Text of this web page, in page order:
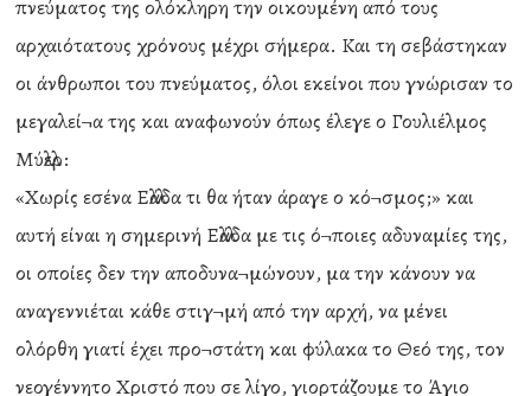
πνεύματος της ολόκληρη την οικουμένη από τους
αρχαιότατους χρόνους μέχρι σήμερα. Και τη σεβάστηκαν
οι άνθρωποι του πνεύματος, όλοι εκείνοι που γνώρισαν το
μεγαλεί¬α της και αναφωνούν όπως έλεγε ο Γουλιέλμος
Μύλλερ:
«Χωρίς εσένα Ελλάδα τι θα ήταν άραγε ο κό¬σμος;» και
αυτή είναι η σημερινή Ελλάδα με τις ό¬ποιες αδυναμίες της,
οι οποίες δεν την αποδυνα¬μώνουν, μα την κάνουν να
αναγεννιέται κάθε στιγ¬μή από την αρχή, να μένει
ολόρθη γιατί έχει προ¬στάτη και φύλακα το Θεό της, τον
νεογέννητο Χριστό που σε λίγο, γιορτάζουμε το Άγιο